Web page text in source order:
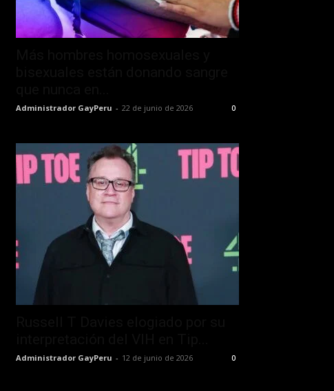
Administrador GayPeru - 22 de junio de 2026 0
Administrador GayPeru - 12 de junio de 2026 0